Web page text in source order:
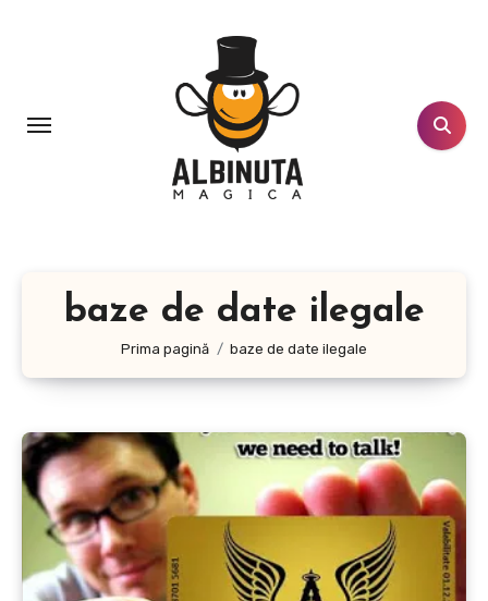
baze de date ilegale
Prima pagină baze de date ilegale